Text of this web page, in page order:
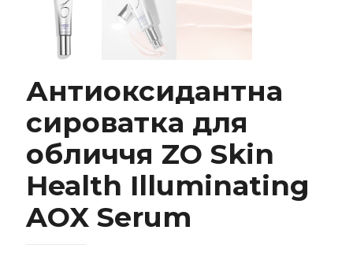
Антиоксидантна
сироватка для
обличчя ZO Skin
Health Illuminating
AOX Serum
Антиоксидантна сироватка для обличчя ZO
Skin Health Illuminating AOX Serum
Замовити